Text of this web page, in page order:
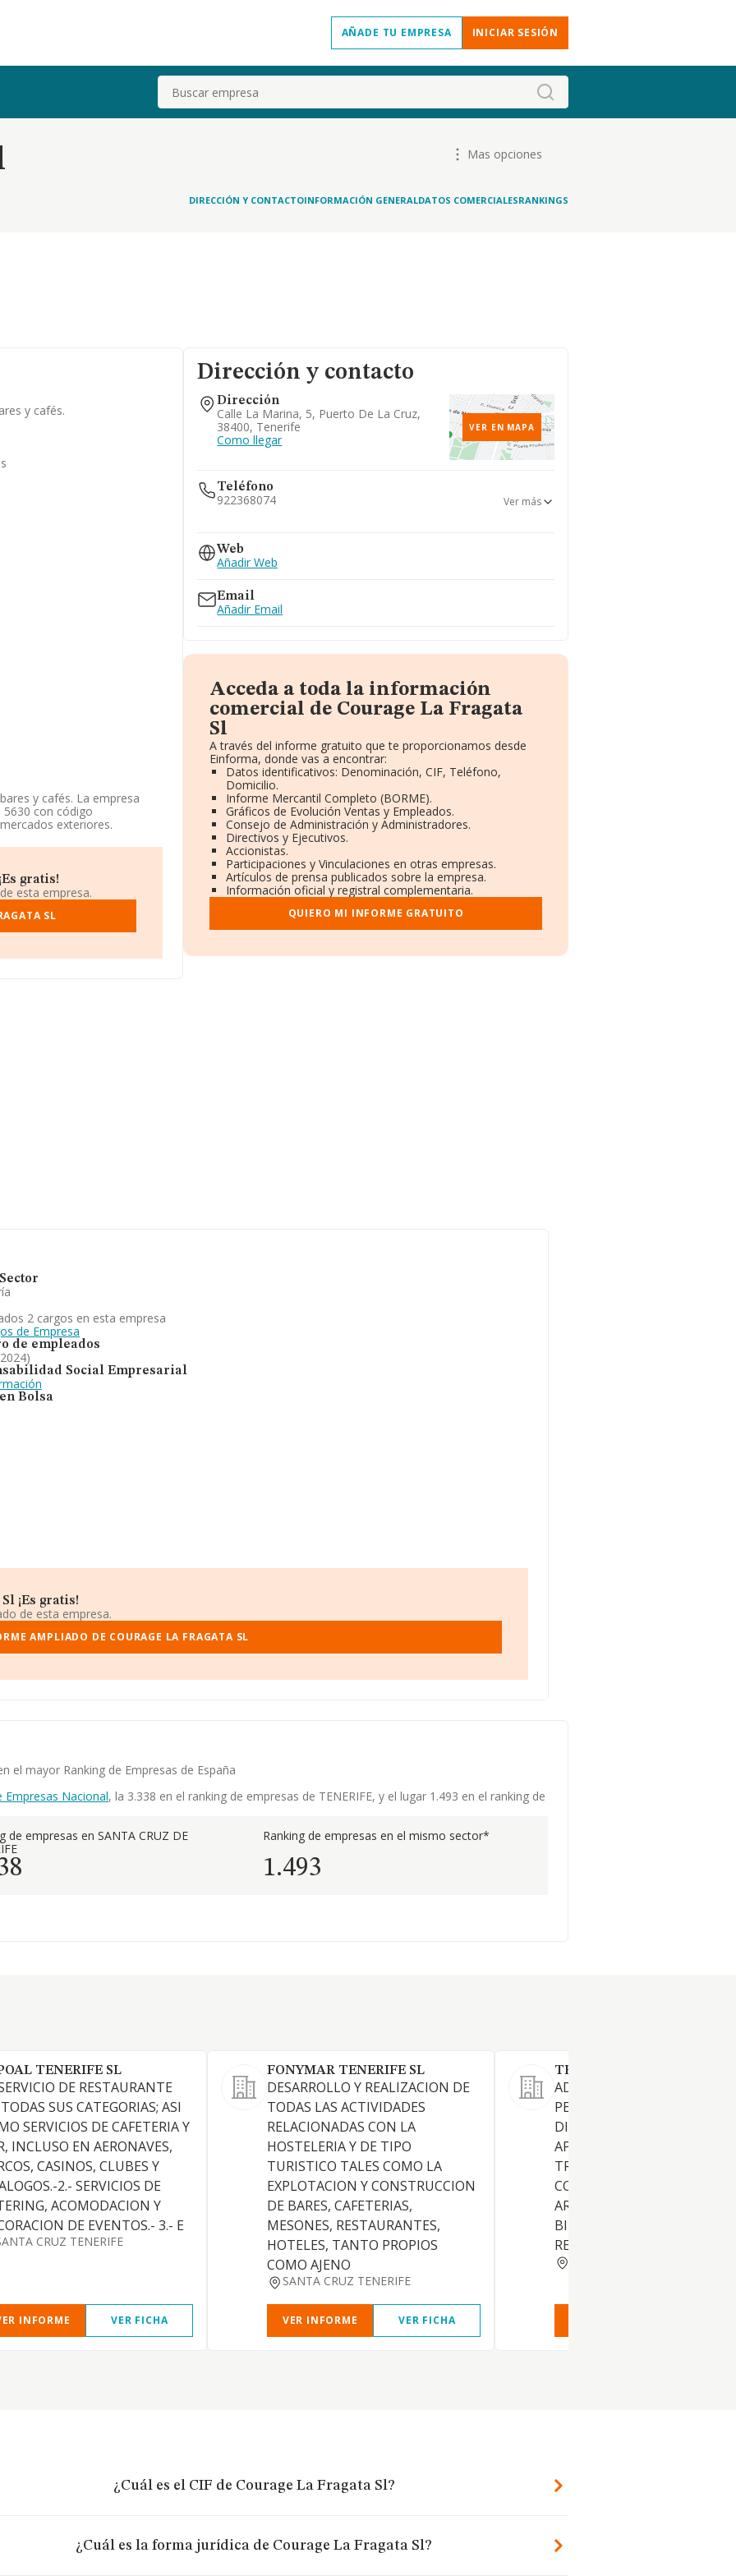
AÑADE TU EMPRESA INICIAR SESIÓN
Buscar
Mas opciones
DIRECCIÓN Y CONTACTOINFORMACIÓN GENERALDATOS COMERCIALESRANKINGS
y cafés.
y cafés. La empresa
5630 con código
exteriores.
base de datos de INFORMA,
a los niveles de
ganado 17 puestos en el
delante de la empresa
Restaurante Gredos S.L
bajando 915 puestos:
gratis!
esta empresa.
SL
Dirección y contacto
Dirección
Calle La Marina, 5, Puerto De La Cruz,
38400, Tenerife
Como llegar
VER EN MAPA
Teléfono
922368074 Ver más
Web
Añadir Web
Email
Añadir Email
Acceda a toda la información
comercial de Courage La Fragata
Sl
A través del informe gratuito que te proporcionamos desde
Einforma, donde vas a encontrar:
Datos identificativos: Denominación, CIF, Teléfono,
Domicilio.
Informe Mercantil Completo (BORME).
Gráficos de Evolución Ventas y Empleados.
Consejo de Administración y Administradores.
Directivos y Ejecutivos.
Accionistas.
Participaciones y Vinculaciones en otras empresas.
Artículos de prensa publicados sobre la empresa.
Información oficial y registral complementaria.
QUIERO MI INFORME GRATUITO
2 cargos en esta empresa
de Empresa
de empleados
Social Empresarial
Bolsa
¡Es gratis!
de esta empresa.
AMPLIADO DE COURAGE LA FRAGATA SL
el mayor Ranking de Empresas de España
Empresas Nacional, la 3.338 en el ranking de empresas de TENERIFE, y el lugar 1.493 en el ranking de
de empresas en SANTA CRUZ DE
Ranking de empresas en el mismo sector*
1.493
TENERIFE SL
DE RESTAURANTE
SUS CATEGORIAS; ASI
SERVICIOS DE CAFETERIA Y
INCLUSO EN AERONAVES,
CASINOS, CLUBES Y
2.- SERVICIOS DE
ACOMODACION Y
DE EVENTOS.- 3.- E
CRUZ TENERIFE
INFORME VER FICHA
FONYMAR TENERIFE SL
DESARROLLO Y REALIZACION DE
TODAS LAS ACTIVIDADES
RELACIONADAS CON LA
HOSTELERIA Y DE TIPO
TURISTICO TALES COMO LA
EXPLOTACION Y CONSTRUCCION
DE BARES, CAFETERIAS,
MESONES, RESTAURANTES,
HOTELES, TANTO PROPIOS
COMO AJENO
SANTA CRUZ TENERIFE
VER INFORME VER FICHA
TENERIFE CMAP SL
ADQUIRIR, ENAJENAR,
PERMUTAR, TRANSMITIR,
DISFRUTAR, TENER,
APROVECHAR, EXPLOTAR,
TRANSFORMAR,
COMERCIALIZAR, CEDER Y
ARRENDAR TODA CLASE DE
BIENES INMUEBLES Y
REAL
¿Cuál es el CIF de Courage La Fragata Sl?
¿Cuál es la forma jurídica de Courage La Fragata Sl?